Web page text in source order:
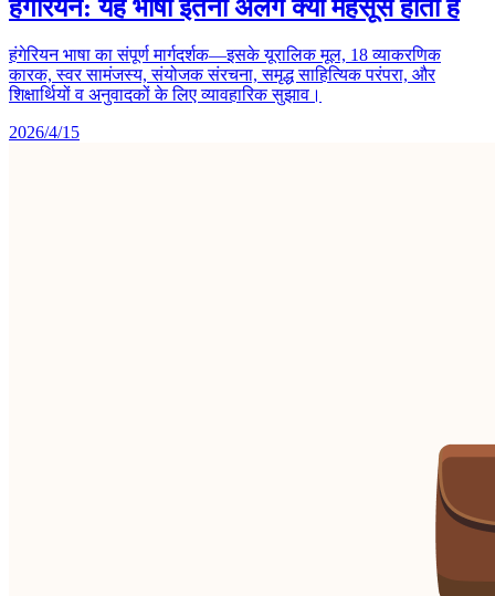
हंगेरियन: यह भाषा इतनी अलग क्यों महसूस होती है
हंगेरियन भाषा का संपूर्ण मार्गदर्शक—इसके यूरालिक मूल, 18 व्याकरणिक
कारक, स्वर सामंजस्य, संयोजक संरचना, समृद्ध साहित्यिक परंपरा, और
शिक्षार्थियों व अनुवादकों के लिए व्यावहारिक सुझाव।
2026/4/15